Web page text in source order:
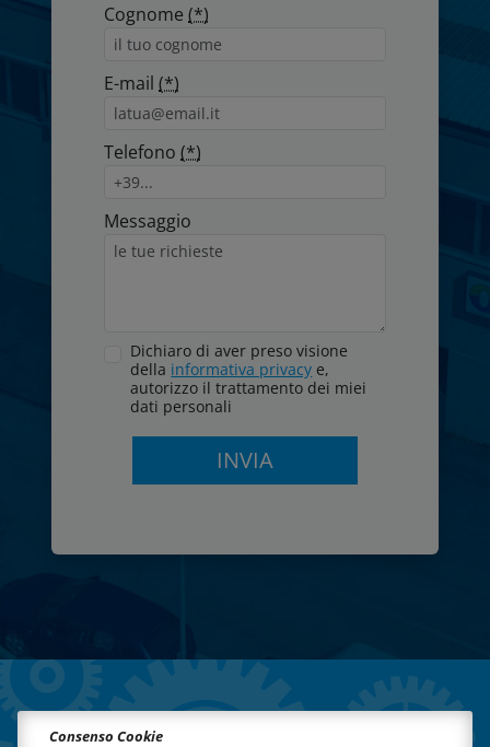
Cognome(*)
E-mail(*)
Telefono(*)
Messaggio
Dichiaro di aver preso visione
della informativa privacy e,
autorizzo il trattamento dei miei
dati personali
Consenso Cookie